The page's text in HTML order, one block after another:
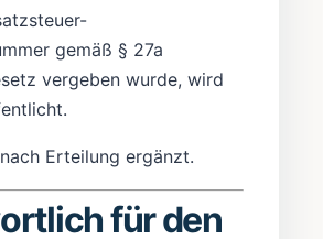
gemäß § 27a
vergeben wurde, wird
Erteilung ergänzt.
für den